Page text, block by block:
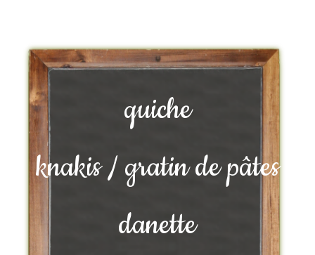
quiche
knakis / gratin de pâtes
danette